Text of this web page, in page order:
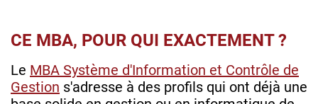
CE MBA, POUR QUI EXACTEMENT ?
Le MBA Système d'Information et Contrôle de
Gestion s'adresse à des profils qui ont déjà une